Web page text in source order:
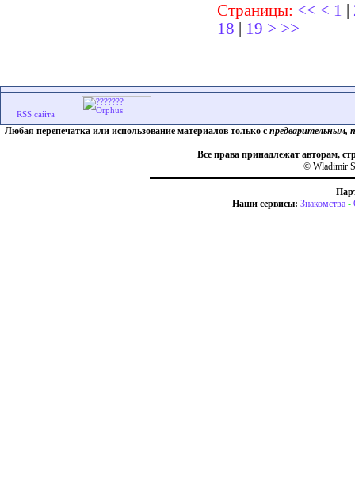
Страницы: << < 1
18
19 > >>
Любая перепечатка или использование материалов только с предварительным,
Все права принадлежат авторам,
© Wladimir
Наши сервисы: Знакомства -